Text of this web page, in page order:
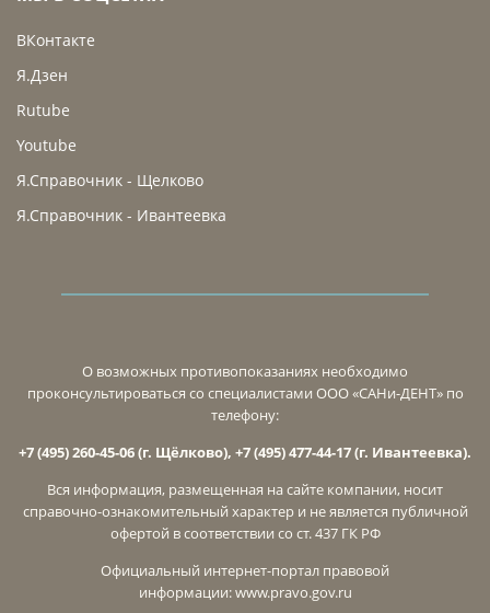
ВКонтакте
Я.Дзен
Rutube
Youtube
Я.Справочник - Щелково
Я.Справочник - Ивантеевка
О возможных противопоказаниях необходимо
проконсультироваться со специалистами ООО «САНи-ДЕНТ» по
телефону:
+7 (495) 260-45-06 (г. Щёлково), +7 (495) 477-44-17 (г. Ивантеевка).
Вся информация, размещенная на сайте компании, носит
справочно-ознакомительный характер и не является публичной
офертой в соответствии со ст. 437 ГК РФ
Официальный интернет-портал правовой
информации:www.pravo.gov.ru